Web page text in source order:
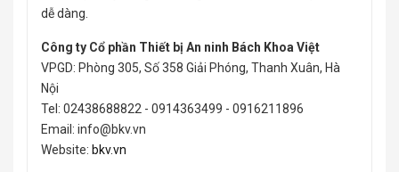
dễ dàng.
Công ty Cổ phần Thiết bị An ninh Bách Khoa Việt
VPGD: Phòng 305, Số 358 Giải Phóng, Thanh Xuân, Hà
Nội
Tel: 02438688822 - 0914363499 - 0916211896
Email: info@bkv.vn
Website: bkv.vn